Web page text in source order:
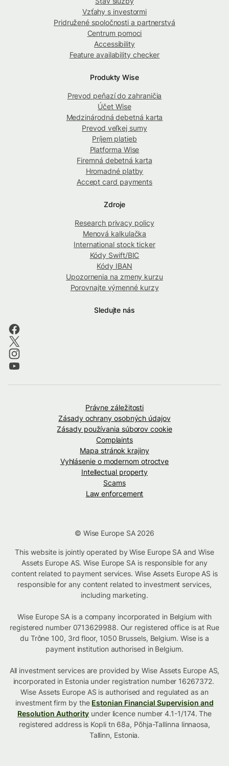
Vzťahy s investormi
Pridružené spoločnosti a partnerstvá
Centrum pomoci
Accessibility
Feature availability checker
Produkty Wise
Prevod peňazí do zahraničia
Účet Wise
Medzinárodná debetná karta
Prevod veľkej sumy
Príjem platieb
Platforma Wise
Firemná debetná karta
Hromadné platby
Accept card payments
Zdroje
Research privacy policy
Menová kalkulačka
International stock ticker
Kódy Swift/BIC
Kódy IBAN
Upozornenia na zmeny kurzu
Porovnajte výmenné kurzy
Sledujte nás
Právne záležitosti
Zásady ochrany osobných údajov
Zásady používania súborov cookie
Complaints
Mapa stránok krajiny
Vyhlásenie o modernom otroctve
Intellectual property
Scams
Law enforcement
© Wise Europe SA 2026
This website is jointly operated by Wise Europe SA and Wise
Assets Europe AS. Wise Europe SA is responsible for any
content related to payment services. Wise Assets Europe AS is
responsible for any content related to investment services,
including marketing.
Wise Europe SA is a company incorporated in Belgium with
registered number 0713629988. Our registered office is at Rue
du Trône 100, 3rd floor, 1050 Brussels, Belgium. Wise is a
payment institution authorised in Belgium.
All investment services are provided by Wise Assets Europe AS,
incorporated in Estonia under registration number 16267372.
Wise Assets Europe AS is authorised and regulated as an
investment firm by the Estonian Financial Supervision and
Resolution Authority under licence number 4.1-1/174. The
registered address is Kopli tn 68a, Põhja-Tallinna linnaosa,
Tallinn, Estonia.